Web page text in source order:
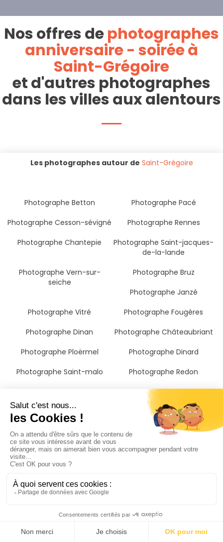
Nos offres dephotographes
anniversaire - soirée à
Saint-Grégoire
et d'autres photographes
dans les villes aux alentours
Les photographes autour de Saint-Grégoire
Photographe Betton
Photographe Pacé
Photographe Cesson-sévigné
Photographe Rennes
Photographe Chantepie
Photographe Saint-jacques-
de-la-lande
Photographe Vern-sur-
seiche
Photographe Bruz
Photographe Janzé
Photographe Vitré
Photographe Fougères
Photographe Dinan
Photographe Châteaubriant
Photographe Ploërmel
Photographe Dinard
Photographe Saint-malo
Photographe Redon
Photographe Saint-Grégoire
Photographe Ille-et-vilaine
simple de trouver un